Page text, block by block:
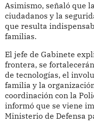
Asimismo, señaló que
ciudadanos y la
que resulta
familias.
El jefe de Gabinete
frontera, se
de tecnologías, el
familia y la
coordinación con la
informó que se viene
Ministerio de Defensa